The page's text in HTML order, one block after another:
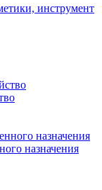
инструмент
назначения